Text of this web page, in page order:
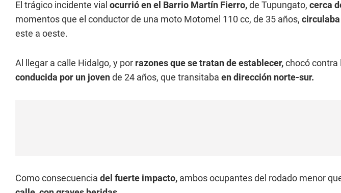
El trágico incidente vial ocurrió en el Barrio Martín Fierro,de Tupungato, cerca
momentos que el conductor de una moto Motomel 110 cc, de 35 años,
este a oeste.
Al llegar a calle Hidalgo, y por razones que se tratan de establecer,chocó contra
conducida por un jovende 24 años, que transitaba en dirección norte-sur.
Como consecuencia del fuerte impacto, ambos ocupantes del rodado menor